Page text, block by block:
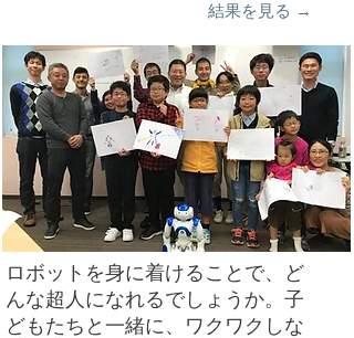
結果を見る →
ロボットを身に着けることで、ど
んな超人になれるでしょうか。子
どもたちと一緒に、ワクワクしな